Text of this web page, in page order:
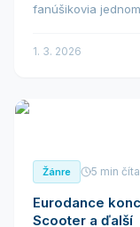
fanúšikovia
ktorá prekračuje
1. 3. 2026
Žánre 5 min
Eurodance
Scooter a ďalší